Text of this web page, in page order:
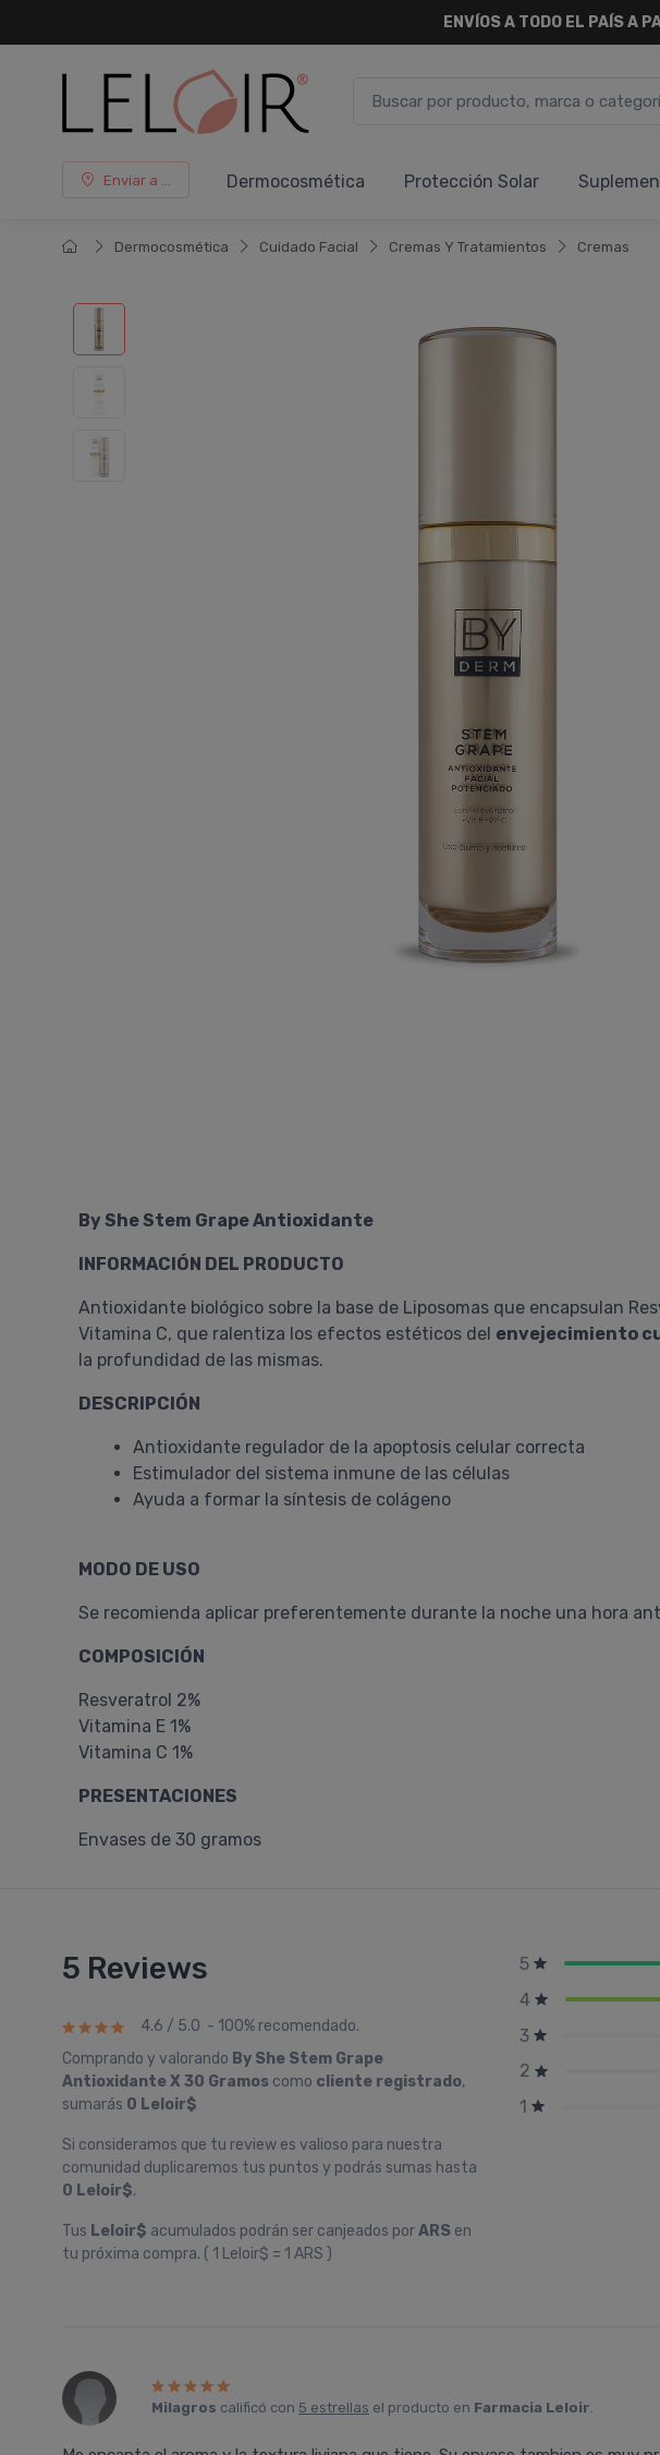
Enviar a ... Dermocosmética Protección Solar
Dermocosmética Cuidado Facial Cremas Y Tratamientos Cremas
By She Stem Grape Antioxidante
INFORMACIÓN DEL PRODUCTO
Antioxidante biológico sobre la base de Liposomas que encapsulan
Vitamina C, que ralentiza los efectos estéticos del envejecimiento
la profundidad de las mismas.
DESCRIPCIÓN
Antioxidante regulador de la apoptosis celular correcta
Estimulador del sistema inmune de las células
Ayuda a formar la síntesis de colágeno
MODO DE USO
Se recomienda aplicar preferentemente durante la noche una hora
COMPOSICIÓN
Resveratrol 2%
Vitamina E 1%
Vitamina C 1%
PRESENTACIONES
Envases de 30 gramos
5 Reviews
4.6 / 5.0 - 100% recomendado.
Comprando y valorando By She Stem Grape
Antioxidante X 30 Gramos como cliente registrado,
sumarás 0 Leloir$
Si consideramos que tu review es valioso para nuestra
comunidad duplicaremos tus puntos y podrás sumas hasta
0 Leloir$.
Tus Leloir$ acumulados podrán ser canjeados porARS en
tu próxima compra. ( 1 Leloir$ = 1 ARS )
5
4
3
2
1
Milagros calificó con 5 estrellas el producto en Farmacia Leloir.